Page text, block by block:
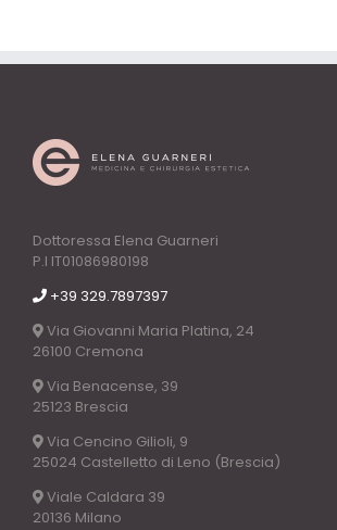
Dottoressa Elena Guarneri
P.I IT01086980198
+39 329.7897397
Via Giovanni Maria Platina, 24
26100 Cremona
Via Benacense, 39
25123 Brescia
Via Cencino Gilioli, 9
25024 Castelletto di Leno (Brescia)
Viale Caldara 39
20136 Milano